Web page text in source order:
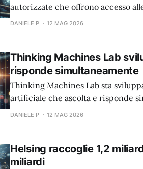
autorizzate che offrono accesso
DANIELE P 12 MAG 2026
Thinking Machines Lab
risponde simultaneamente
Thinking Machines Lab sta
artificiale che ascolta e risponde
l'interazione uomo-macchina.
DANIELE P 12 MAG 2026
Helsing raccoglie 1,2
miliardi